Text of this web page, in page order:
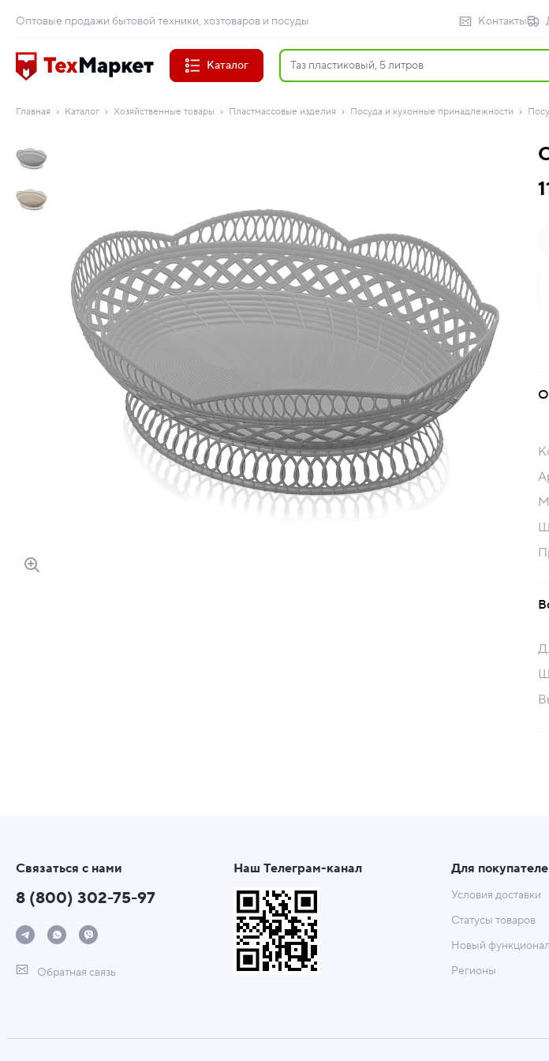
Оптовые продажи бытовой техники, хозтоваров и посуды Контакты
Каталог
Главная Каталог Хозяйственные товары Пластмассовые изделия Посуда и кухонные принадлежности
Связаться с нами
8 (800) 302-75-97
Обратная связь
Наш Телеграм-канал Для
Условия доставки
Статусы товаров
Новый функционал
Регионы